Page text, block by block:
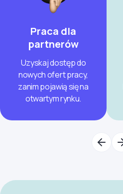
Praca dla
partnerów
Uzyskaj dostęp do
nowych ofert pracy,
zanim pojawią się na
otwartym rynku.